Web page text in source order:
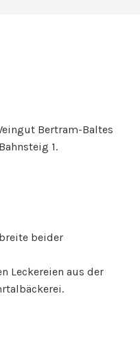
Bertram-Baltes
1.
beider
Leckereien aus der